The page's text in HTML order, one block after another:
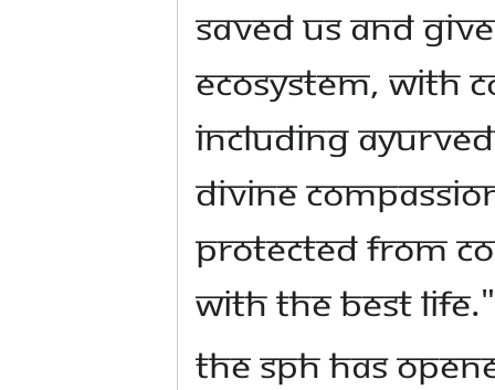
saved us and
ecosystem, with
including
divine
protected from
with the best
The SPH has